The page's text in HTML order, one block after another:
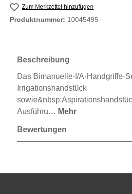
Zum Merkzettel hinzufügen
Produktnummer: 10045495
Beschreibung
Das Bimanuelle-I/A-Handgriffe-
Irrigationshandstück
Ausführu… Mehr
Bewertungen